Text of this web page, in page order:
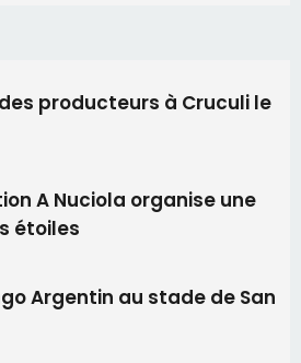
producteurs à Cruculi le